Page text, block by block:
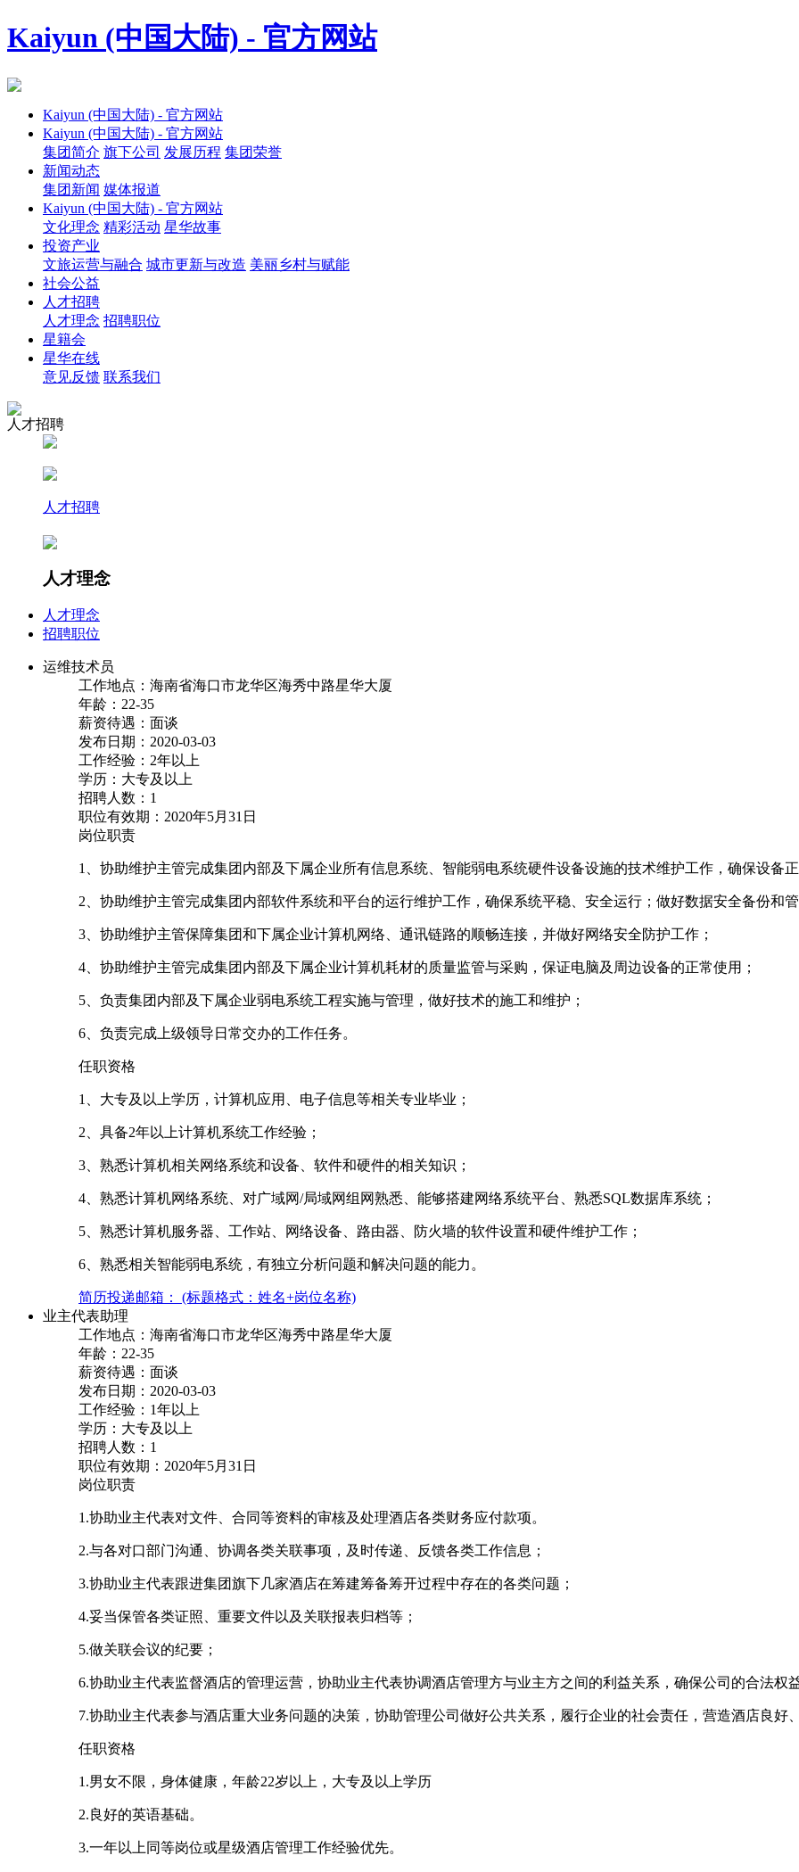
Kaiyun (中国大陆) - 官方网站
Kaiyun (中国大陆) - 官方网站
Kaiyun (中国大陆) - 官方网站
集团简介 旗下公司 发展历程 集团荣誉
新闻动态
集团新闻 媒体报道
Kaiyun (中国大陆) - 官方网站
文化理念 精彩活动 星华故事
投资产业
文旅运营与融合 城市更新与改造 美丽乡村与赋能
社会公益
人才招聘
人才理念 招聘职位
星籍会
星华在线
意见反馈 联系我们
人才招聘
人才招聘
人才理念
人才理念
招聘职位
运维技术员
工作地点：海南省海口市龙华区海秀中路星华大厦
年龄：22-35
薪资待遇：面谈
发布日期：2020-03-03
工作经验：2年以上
学历：大专及以上
招聘人数：1
职位有效期：2020年5月31日
岗位职责
1、协助维护主管完成集团内部及下属企业所有信息系统、智能弱电系统硬件设备设施的技术维护工作，确保设备正
2、协助维护主管完成集团内部软件系统和平台的运行维护工作，确保系统平稳、安全运行；做好数据安全备份和管
3、协助维护主管保障集团和下属企业计算机网络、通讯链路的顺畅连接，并做好网络安全防护工作；
4、协助维护主管完成集团内部及下属企业计算机耗材的质量监管与采购，保证电脑及周边设备的正常使用；
5、负责集团内部及下属企业弱电系统工程实施与管理，做好技术的施工和维护；
6、负责完成上级领导日常交办的工作任务。
任职资格
1、大专及以上学历，计算机应用、电子信息等相关专业毕业；
2、具备2年以上计算机系统工作经验；
3、熟悉计算机相关网络系统和设备、软件和硬件的相关知识；
4、熟悉计算机网络系统、对广域网/局域网组网熟悉、能够搭建网络系统平台、熟悉SQL数据库系统；
5、熟悉计算机服务器、工作站、网络设备、路由器、防火墙的软件设置和硬件维护工作；
6、熟悉相关智能弱电系统，有独立分析问题和解决问题的能力。
简历投递邮箱： (标题格式：姓名+岗位名称)
业主代表助理
工作地点：海南省海口市龙华区海秀中路星华大厦
年龄：22-35
薪资待遇：面谈
发布日期：2020-03-03
工作经验：1年以上
学历：大专及以上
招聘人数：1
职位有效期：2020年5月31日
岗位职责
1.协助业主代表对文件、合同等资料的审核及处理酒店各类财务应付款项。
2.与各对口部门沟通、协调各类关联事项，及时传递、反馈各类工作信息；
3.协助业主代表跟进集团旗下几家酒店在筹建筹备筹开过程中存在的各类问题；
4.妥当保管各类证照、重要文件以及关联报表归档等；
5.做关联会议的纪要；
6.协助业主代表监督酒店的管理运营，协助业主代表协调酒店管理方与业主方之间的利益关系，确保公司的合法权
7.协助业主代表参与酒店重大业务问题的决策，协助管理公司做好公共关系，履行企业的社会责任，营造酒店良好
任职资格
1.男女不限，身体健康，年龄22岁以上，大专及以上学历
2.良好的英语基础。
3.一年以上同等岗位或星级酒店管理工作经验优先。